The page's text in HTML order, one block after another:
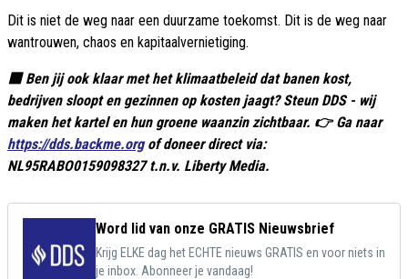
Dit is niet de weg naar een duurzame toekomst. Dit is de weg naar
wantrouwen, chaos en kapitaalvernietiging.
🟥 Ben jij ook klaar met het klimaatbeleid dat banen kost,
bedrijven sloopt en gezinnen op kosten jaagt? Steun DDS - wij
maken het kartel en hun groene waanzin zichtbaar. 👉 Ga naar
https://dds.backme.orgof doneer direct via:
NL95RABO0159098327 t.n.v. Liberty Media.
Word lid van onze GRATIS Nieuwsbrief
Krijg ELKE dag het ECHTE nieuws GRATIS en voor niets in
je inbox. Abonneer je vandaag!